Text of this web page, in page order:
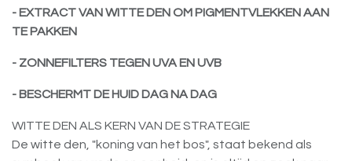
- EXTRACT VAN WITTE DEN OM PIGMENTVLEKKEN AAN
TE PAKKEN
- ZONNEFILTERS TEGEN UVA EN UVB
- BESCHERMT DE HUID DAG NA DAG
WITTE DEN ALS KERN VAN DE STRATEGIE
De witte den, "koning van het bos", staat bekend als